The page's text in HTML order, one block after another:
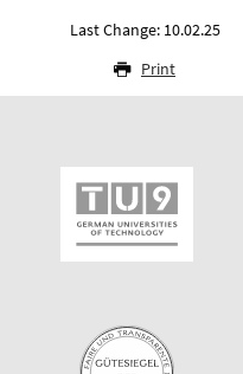
Last Change: 10.02.25
Print